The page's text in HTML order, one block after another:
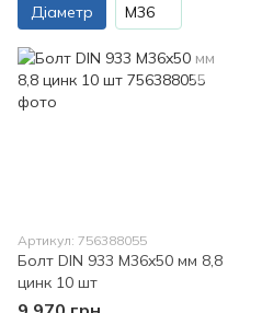
Діаметр M36
Артикул: 756388055
Болт DIN 933 M36x50 мм 8,8
цинк 10 шт